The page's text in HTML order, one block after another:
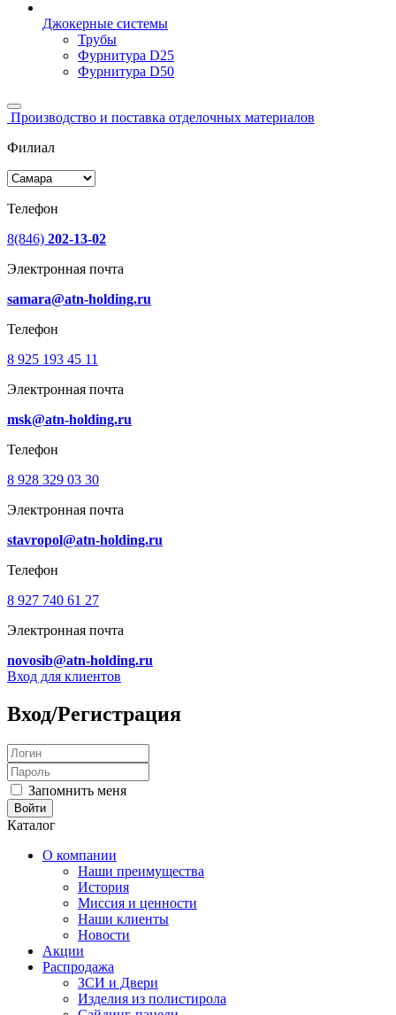
Джокерные системы
Трубы
Фурнитура D25
Фурнитура D50
Производство и поставка отделочных материалов
Филиал
Телефон
8(846) 202-13-02
Электронная почта
samara@atn-holding.ru
Телефон
8 925 193 45 11
Электронная почта
msk@atn-holding.ru
Телефон
8 928 329 03 30
Электронная почта
stavropol@atn-holding.ru
Телефон
8 927 740 61 27
Электронная почта
novosib@atn-holding.ru
Вход для клиентов
Вход/Регистрация
Запомнить меня
Каталог
О компании
Наши преимущества
История
Миссия и ценности
Наши клиенты
Новости
Акции
Распродажа
ЗСИ и Двери
Изделия из полистирола